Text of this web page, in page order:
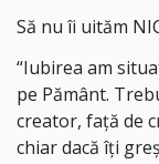
Să nu îi uităm
“Iubirea am
pe Pământ.
creator, față de
chiar dacă îți